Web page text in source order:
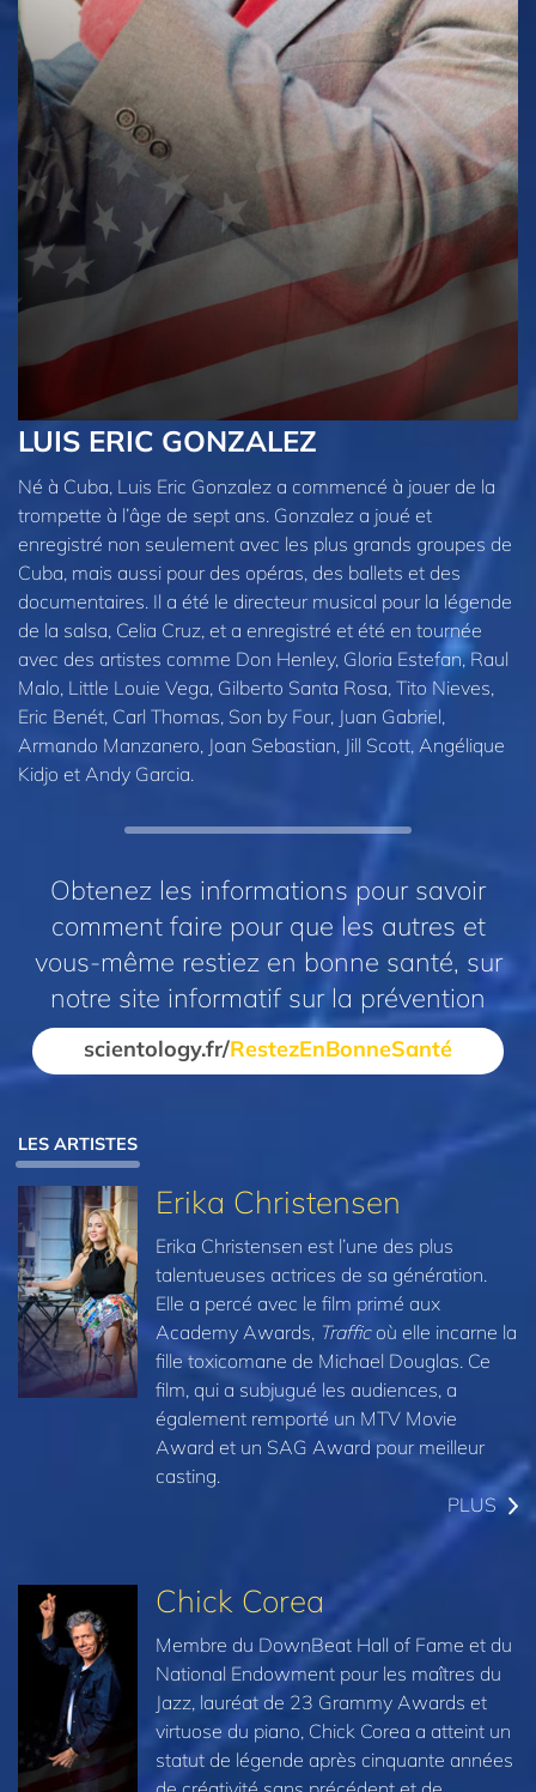
LUIS ERIC GONZALEZ
Né à Cuba, Luis Eric Gonzalez a commencé à jouer de la
trompette à l’âge de sept ans. Gonzalez a joué et
enregistré non seulement avec les plus grands groupes de
Cuba, mais aussi pour des opéras, des ballets et des
documentaires. Il a été le directeur musical pour la légende
de la salsa, Celia Cruz, et a enregistré et été en tournée
avec des artistes comme Don Henley, Gloria Estefan, Raul
Malo, Little Louie Vega, Gilberto Santa Rosa, Tito Nieves,
Eric Benét, Carl Thomas, Son by Four, Juan Gabriel,
Armando Manzanero, Joan Sebastian, Jill Scott, Angélique
Kidjo et Andy Garcia.
Obtenez les informations pour savoir
comment faire pour que les autres et
vous-même restiez en bonne santé, sur
notre site informatif sur la prévention
scientology.fr/RestezEnBonneSanté
LES ARTISTES
Erika Christensen
Erika Christensen est l’une des plus
talentueuses actrices de sa génération.
Elle a percé avec le film primé aux
Academy Awards, Trafficoù elle incarne la
fille toxicomane de Michael Douglas. Ce
film, qui a subjugué les audiences, a
également remporté un MTV Movie
Award et un SAG Award pour meilleur
casting.
PLUS
Chick Corea
Membre du DownBeat Hall of Fame et du
National Endowment pour les maîtres du
Jazz, lauréat de 23 Grammy Awards et
virtuose du piano, Chick Corea a atteint un
statut de légende après cinquante années